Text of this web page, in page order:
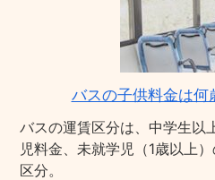
バスの子供料金は何
バスの運賃区分は、中学生以
児料金、未就学児（1歳以上
区分。